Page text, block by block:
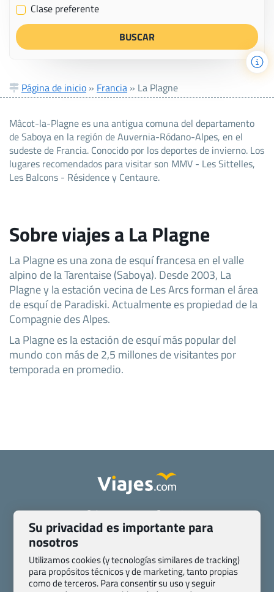
✔ Clase preferente
Página de inicio » Francia » La Plagne
Mâcot-la-Plagne es una antigua comuna del departamento
de Saboya en la región de Auvernia-Ródano-Alpes, en el
sudeste de Francia. Conocido por los deportes de invierno. Los
lugares recomendados para visitar son MMV - Les Sittelles,
Les Balcons - Résidence y Centaure.
Sobre viajes a La Plagne
La Plagne es una zona de esquí francesa en el valle
alpino de la Tarentaise (Saboya). Desde 2003, La
Plagne y la estación vecina de Les Arcs forman el área
de esquí de Paradiski. Actualmente es propiedad de la
Compagnie des Alpes.
La Plagne es la estación de esquí más popular del
mundo con más de 2,5 millones de visitantes por
temporada en promedio.
Quienes somos
Contacto
Pasaporte, Visado, Salud y otras disposiciones específicas
Blog de Viajes.com
Preguntas frecuentes
Condiciones generales
Política de privacidad y cookies
Transparencia
Todas las páginas – sitemap
Su privacidad es importante para
nosotros
Utilizamos cookies (y tecnologías similares de tracking)
para propósitos técnicos y de marketing, tanto propias
como de terceros. Para consentir su uso y seguir